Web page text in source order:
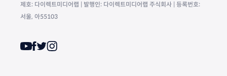
제호: 다이렉트미디어랩 | 발행인: 다이렉트미디어랩 주식회사 | 등록번호:
서울, 아55103